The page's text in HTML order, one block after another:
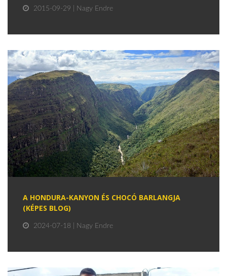
2015-09-29 | Nagy Endre
A HONDURA-KANYON ÉS CHOCÓ BARLANGJA
(KÉPES BLOG)
2024-07-18 | Nagy Endre